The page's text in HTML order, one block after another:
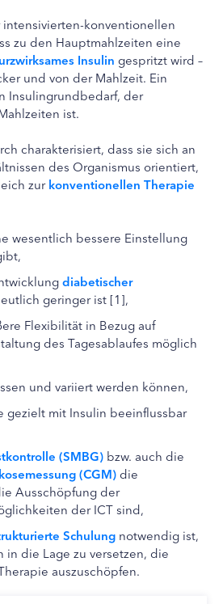
konventionellen
zu den Hauptmahlzeiten eine
Insulin gespritzt wird –
und von der Mahlzeit. Ein
Insulingrundbedarf, der
ist.
charakterisiert, dass sie sich an
des Organismus orientiert,
zurkonventionellen Therapie
wesentlich bessere Einstellung
diabetischer
geringer ist [1],
Flexibilität in Bezug auf
des Tagesablaufes möglich
und variiert werden können,
gezielt mit Insulin beeinflussbar
(SMBG) bzw. auch die
(CGM)die
Ausschöpfung der
der ICT sind,
Schulung notwendig ist,
in die Lage zu versetzen, die
auszuschöpfen.